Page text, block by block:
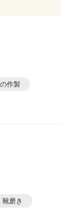
作製
靴磨き